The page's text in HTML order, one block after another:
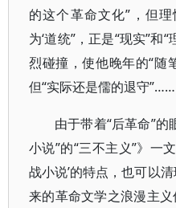
的这个革命文化”，但
为‘道统”，正是“现实”和
烈碰撞，使他晚年的“随
但“实际还是儒的退守”……
由于带着“后革命”
小说”的“三不主义”》一
战小说’的特点，也可以
来的革命文学之浪漫主